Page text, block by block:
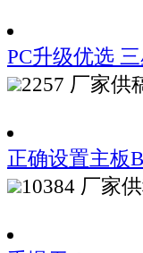
PC升级优选
2257 厂家供
正确设置主板
10384 厂家